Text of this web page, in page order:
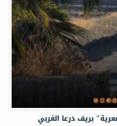
بريف درعا الغربي